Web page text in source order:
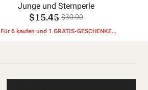
Junge und Sternperle
$15.45 $30.90
Für 6 kaufen und 1 GRATIS-GESCHENKE